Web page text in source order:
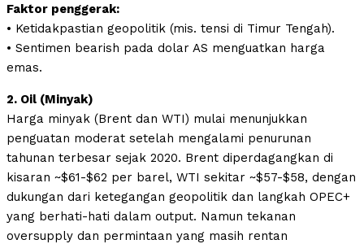
Faktor penggerak:
• Ketidakpastian geopolitik (mis. tensi di Timur Tengah).
• Sentimen bearish pada dolar AS menguatkan harga
emas.
2. Oil (Minyak)
Harga minyak (Brent dan WTI) mulai menunjukkan
penguatan moderat setelah mengalami penurunan
tahunan terbesar sejak 2020. Brent diperdagangkan di
kisaran ~$61-$62 per barel, WTI sekitar ~$57-$58, dengan
dukungan dari ketegangan geopolitik dan langkah OPEC+
yang berhati-hati dalam output. Namun tekanan
oversupply dan permintaan yang masih rentan